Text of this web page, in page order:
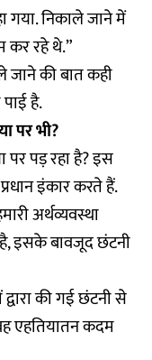
गया. निकाले जाने में
कर रहे थे.”
जाने की बात कही
है.
पर भी?
पर पड़ रहा है? इस
इंकार करते हैं.
अर्थव्यवस्था
इसके बावजूद छंटनी
की गई छंटनी से
एहतियातन कदम